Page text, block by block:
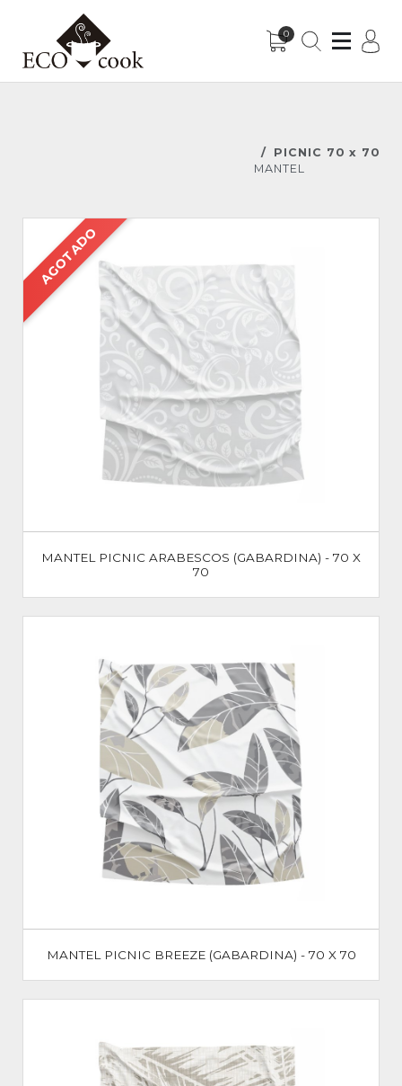
0
MANTEL
PICNIC 70 x 70
AGOTADO
MANTEL PICNIC ARABESCOS (GABARDINA) - 70 X
70
MANTEL PICNIC BREEZE (GABARDINA) - 70 X 70